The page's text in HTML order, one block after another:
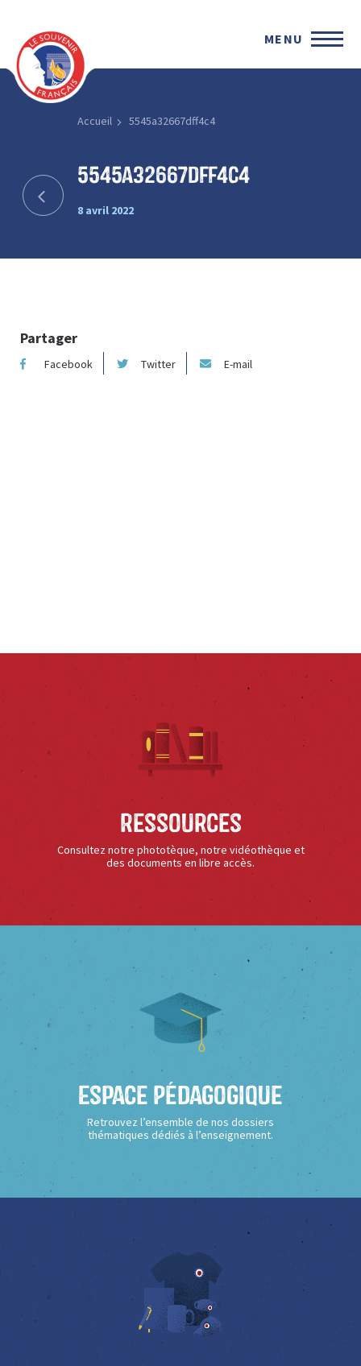
MENU
Accueil 5545a32667dff4c4
5545a32667dff4c4
8 avril 2022
Partager
Facebook Twitter E-mail
Ressources
Consultez notre phototèque, notre vidéothèque et
des documents en libre accès.
Espace Pédagogique
Retrouvez l’ensemble de nos dossiers
thématiques dédiés à l’enseignement.